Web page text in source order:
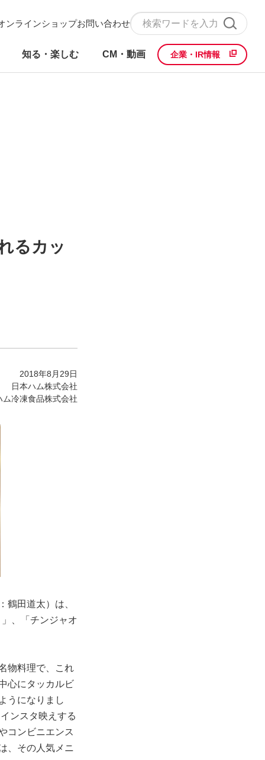
ンラインショップお問い合わせ
知る・楽しむ CM・動画 企業・IR情報
るカッ
2018年8月29日
日本ハム株式会社
ム冷凍食品株式会社
鶴田道太）は、
、「チンジャオ
物料理で、これ
心にタッカルビ
うになりまし
ンスタ映えする
コンビニエンス
、その人気メニ